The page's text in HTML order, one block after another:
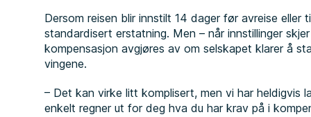
Dersom reisen blir innstilt 14 dager før avreise eller
standardisert erstatning. Men – når innstillinger
kompensasjon avgjøres av om selskapet klarer å
vingene.
– Det kan virke litt komplisert, men vi har heldigvis
enkelt regner ut for deg hva du har krav på i